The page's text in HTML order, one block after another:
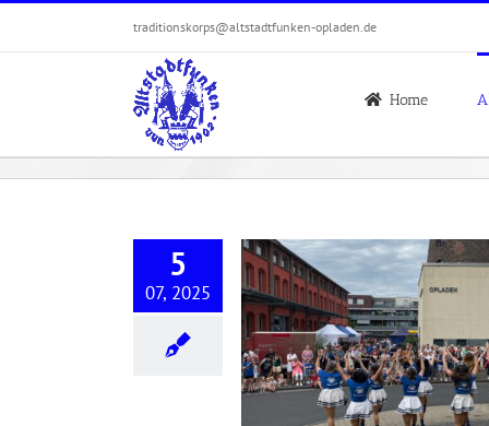
traditionskorps@altstadtfunken-opladen.de
Home
5
07, 2025